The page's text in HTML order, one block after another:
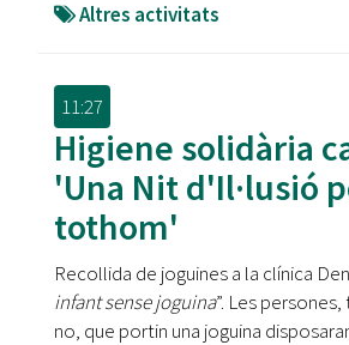
Altres activitats
11:27
Higiene solidària
'Una Nit d'Il·lusió
tothom'
Recollida de joguines a la clínica
infant sense joguina”. Les
no, que portin una joguina